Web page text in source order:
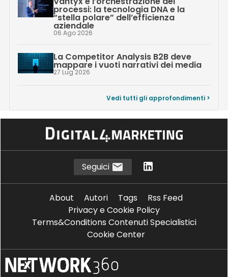
processi: la tecnologia DNA e la
“stella polare” dell’efficienza
aziendale
06 Ago 2026
La Competitor Analysis B2B deve
mappare i vuoti narrativi dei media
27 Lug 2026
Vedi tutti gli approfondimenti >
Seguici
About Autori Tags
Rss Feed
Privacy e Cookie Policy
Terms&Conditions Contenuti Specialistici
Cookie Center